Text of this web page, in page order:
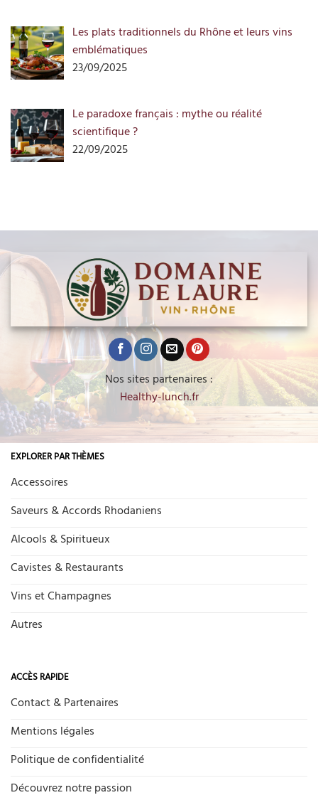
Les plats traditionnels du Rhône et leurs vins
emblématiques
23/09/2025
Le paradoxe français : mythe ou réalité
scientifique ?
22/09/2025
Nos sites partenaires :
Healthy-lunch.fr
EXPLORER PAR THÈMES
Accessoires
Saveurs & Accords Rhodaniens
Alcools & Spiritueux
Cavistes & Restaurants
Vins et Champagnes
Autres
ACCÈS RAPIDE
Contact & Partenaires
Mentions légales
Politique de confidentialité
Découvrez notre passion